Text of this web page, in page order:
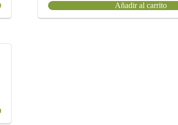
Añadir al carrito